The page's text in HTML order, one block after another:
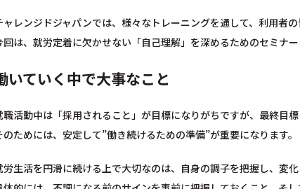
ャレンジドジャパンでは、様々なトレーニングを通して、利用者
回は、就労定着に欠かせない「自己理解」を深めるためのセミナー
いていく中で大事なこと
職活動中は「採用されること」が目標になりがちですが、最終目標
のためには、安定して”働き続けるための準備”が重要になります。
労生活を円滑に続ける上で大切なのは、自身の調子を把握し、変化